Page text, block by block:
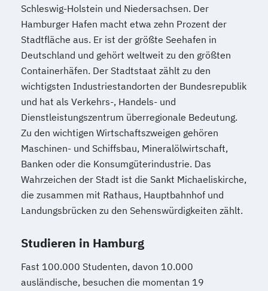
Sustainability Management
Therapiewissenschaften - Ergotherapie
Therapiewissenschaften - Logopädie
Therapiewissenschaften - Physiotherapie
UX & Service Design UX-Design
Wirtschaftsingenieurwesen
Wirtschaftsingenieurwesen und
Maschinenbau
Wirtschaftspsychologie & Künstliche
Intelligenz
Wirtschaftspsychologie & Leadership
Wirtschaftspsychologie (DE/EN))
Wirtschaftspsychologie im Online-
Wirtschaftsrecht
Schleswig-Holstein und Niedersachsen. Der
Hamburger Hafen macht etwa zehn Prozent der
Stadtfläche aus. Er ist der größte Seehafen in
Deutschland und gehört weltweit zu den größten
Containerhäfen. Der Stadtstaat zählt zu den
wichtigsten Industriestandorten der Bundesrepublik
und hat als Verkehrs-, Handels- und
Dienstleistungszentrum überregionale Bedeutung.
Zu den wichtigen Wirtschaftszweigen gehören
Maschinen- und Schiffsbau, Mineralölwirtschaft,
Banken oder die Konsumgüterindustrie. Das
Wahrzeichen der Stadt ist die Sankt Michaeliskirche,
die zusammen mit Rathaus, Hauptbahnhof und
Landungsbrücken zu den Sehenswürdigkeiten zählt.
Studieren in Hamburg
Fast 100.000 Studenten, davon 10.000
ausländische, besuchen die momentan 19